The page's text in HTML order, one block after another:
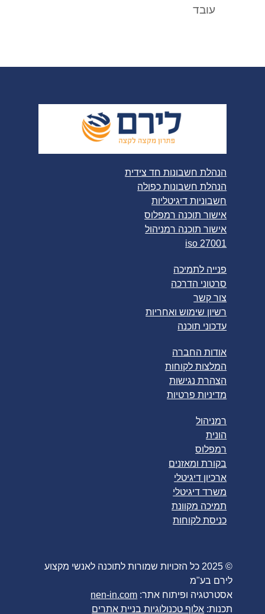
עובד
הנהלת חשבונות חד צידית
הנהלת חשבונות כפולה
חשבוניות דיגיטליות
אישור תוכנה רמפלוס
אישור תוכנה רמניהול
iso 27001
פנייה לתמיכה
סרטוני הדרכה
צור קשר
רשיון שימוש ואחריות
עדכוני תוכנה
אודות החברה
המלצות לקוחות
הצהרת נגישות
מדיניות פרטיות
רמניהול
הונית
רמפלוס
בקורת ומאזנים
ארכיון דיגיטלי
משרד דיגיטלי
תמיכה מקוונת
כניסת לקוחות
© 2025 כל הזכויות שמורות לתוכנה לאנשי מקצוע
לירם בע"מ
אסטרטגיה ופיתוח אתר: nen-in.com
תכנות: אלוף טכנולוגיות בניית אתרים